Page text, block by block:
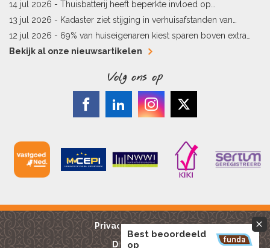
14 jul 2026 - Thuisbatterij heeft beperkte invloed op
energielabel
13 jul 2026 - Kadaster ziet stijging in verhuisafstanden van
kopers
12 jul 2026 - 69% van huiseigenaren kiest sparen boven extra
hypotheekaflossing
Bekijk al onze nieuwsartikelen
Volg ons op
Privacy reglement
Disclaimer
Best beoordeeld
op